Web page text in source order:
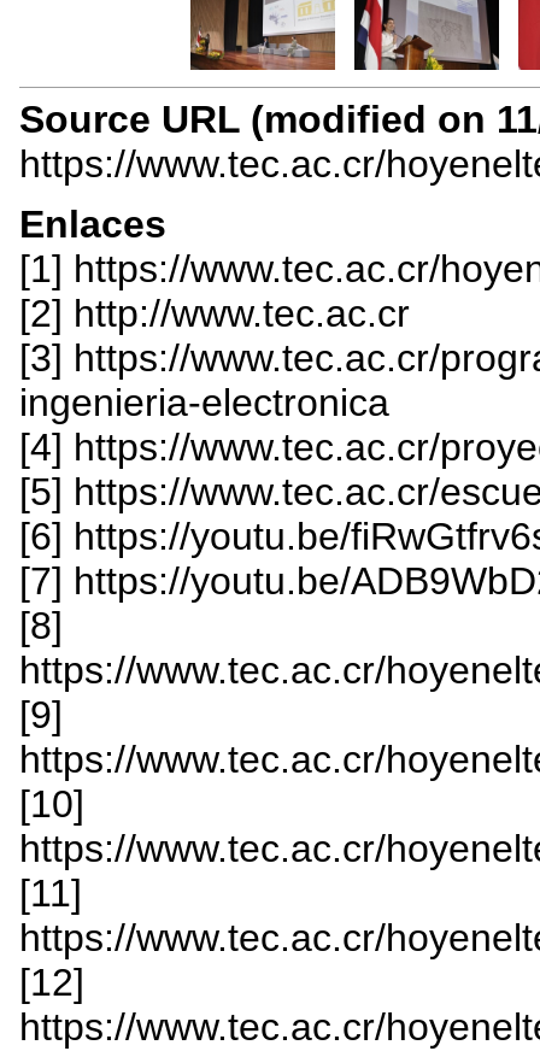
Source URL (modified on
https://www.tec.ac.cr/
Enlaces
[1] https://www.tec.ac.cr/
[2] http://www.tec.ac.cr
[3] https://www.tec.ac.cr/
ingenieria-electronica
[4] https://www.tec.ac.cr/
[5] https://www.tec.ac.cr/
[6] https://youtu.be/
[7] https://youtu.be/
[8]
https://www.tec.ac.cr/
[9]
https://www.tec.ac.cr/
[10]
https://www.tec.ac.cr/
[11]
https://www.tec.ac.cr/
[12]
https://www.tec.ac.cr/